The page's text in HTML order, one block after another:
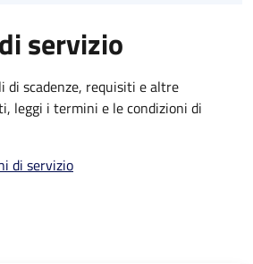
servizio
di scadenze, requisiti e altre
leggi i termini e le condizioni di
di servizio